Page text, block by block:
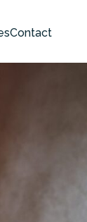
Contact